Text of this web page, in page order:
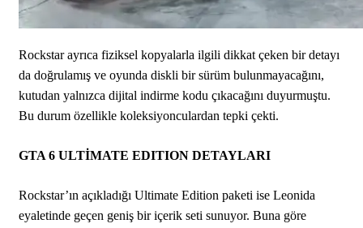
Rockstar ayrıca fiziksel kopyalarla ilgili dikkat çeken bir detayı
da doğrulamış ve oyunda diskli bir sürüm bulunmayacağını,
kutudan yalnızca dijital indirme kodu çıkacağını duyurmuştu.
Bu durum özellikle koleksiyonculardan tepki çekti.
GTA 6 ULTİMATE EDITION DETAYLARI
Rockstar’ın açıkladığı Ultimate Edition paketi ise Leonida
eyaletinde geçen geniş bir içerik seti sunuyor. Buna göre